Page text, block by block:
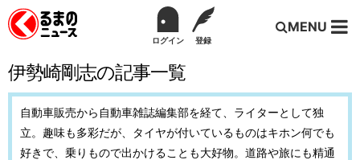
ログイン 登録
MENU
伊勢崎剛志の記事一覧
自動車販売から自動車雑誌編集部を経て、ライターとして独
立。趣味も多彩だが、タイヤが付いているものはキホン何でも
好きで、乗りもので出かけることも大好物。道路や旅にも精通